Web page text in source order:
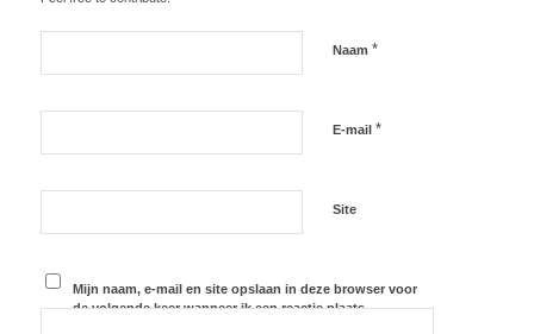
Naam *
E-mail *
Site
Mijn naam, e-mail en site opslaan in deze browser voor
de volgende keer wanneer ik een reactie plaats.